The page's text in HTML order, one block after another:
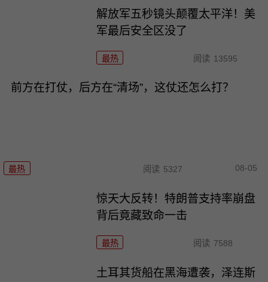
解放军五秒镜头颠覆太平洋！美
军最后安全区没了
最热 阅读 13595
前方在打仗，后方在“清场”，这仗还怎么打？
最热 阅读 5327 08-05
惊天大反转！特朗普支持率崩盘
背后竟藏致命一击
最热 阅读 7588
土耳其货船在黑海遭袭，泽连斯